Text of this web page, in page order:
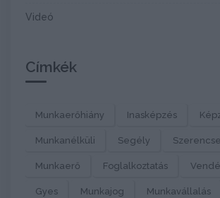
Videó
Címkék
Munkaerőhiány Inasképzés
Munkanélküli Segély
Munkaerő Foglalkoztatás
Gyes Munkajog Munkavállalás